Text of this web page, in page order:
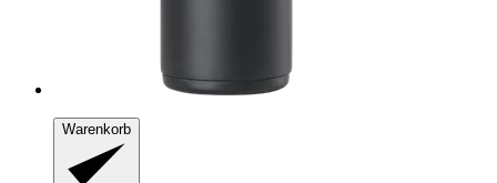
Warenkorb